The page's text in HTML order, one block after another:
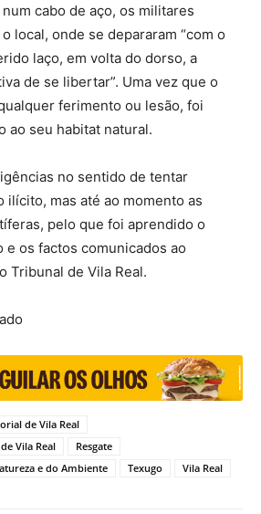
cabo de aço, os militares
local, onde se depararam “com o
laço, em volta do dorso, a
de se libertar”. Uma vez que o
ferimento ou lesão, foi
ao seu habitat natural.
no sentido de tentar
ilícito, mas até ao momento as
pelo que foi aprendido o
e os factos comunicados ao
Tribunal de Vila Real.
de Vila Real
Vila Real
Resgate
e do Ambiente
Texugo Vila Real